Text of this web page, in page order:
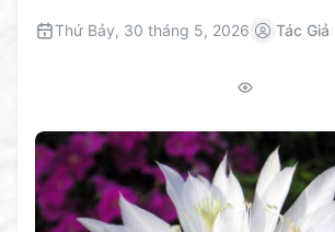
Thứ Bảy, 30 tháng 5, 2026 Tác Giả